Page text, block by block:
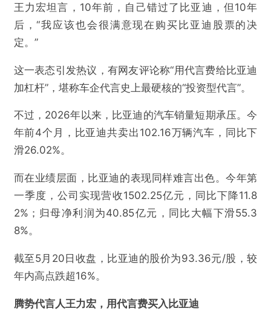
王力宏坦言，10年前，自己错过了比亚迪，但10年
后，“我应该也会很满意现在购买比亚迪股票的决
定。”
这一表态引发热议，有网友评论称“用代言费给比亚迪
加杠杆”，堪称车企代言史上最硬核的“投资型代言”。
不过，2026年以来，比亚迪的汽车销量短期承压。今
年前4个月，比亚迪共卖出102.16万辆汽车，同比下
滑26.02%。
而在业绩层面，比亚迪的表现同样难言出色。今年第
一季度，公司实现营收1502.25亿元，同比下降11.8
2%；归母净利润为40.85亿元，同比大幅下滑55.3
8%。
截至5月20日收盘，比亚迪的股价为93.36元/股，较
年内高点跌超16%。
腾势代言人王力宏，用代言费买入比亚迪